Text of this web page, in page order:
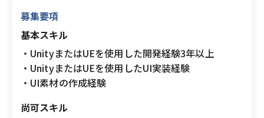
募集要項
基本スキル
・UnityまたはUEを使用した開発経験3年以上
・UnityまたはUEを使用したUI実装経験
・UI素材の作成経験
尚可スキル